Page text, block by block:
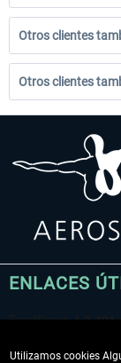
Otros clientes
Otros clientes
ENLACES
Utilizamos cookies